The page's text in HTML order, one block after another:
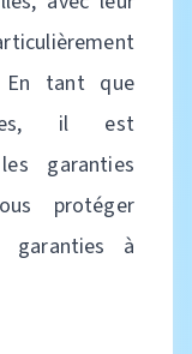
En tant que
il est
garanties
protéger
garanties à